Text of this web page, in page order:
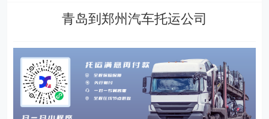
青岛到郑州汽车托运公司